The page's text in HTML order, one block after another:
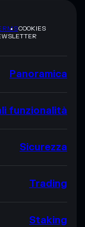
COOKIES
Panoramica
funzionalità
Sicurezza
Trading
Staking